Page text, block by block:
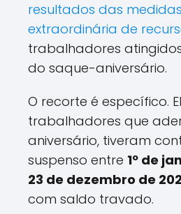
resultados das
extraordinária de
trabalhadores
do saque-aniversário.
O recorte é específico.
trabalhadores que
aniversário, tiveram
suspenso entre 1º de
23 de dezembro de
com saldo travado.